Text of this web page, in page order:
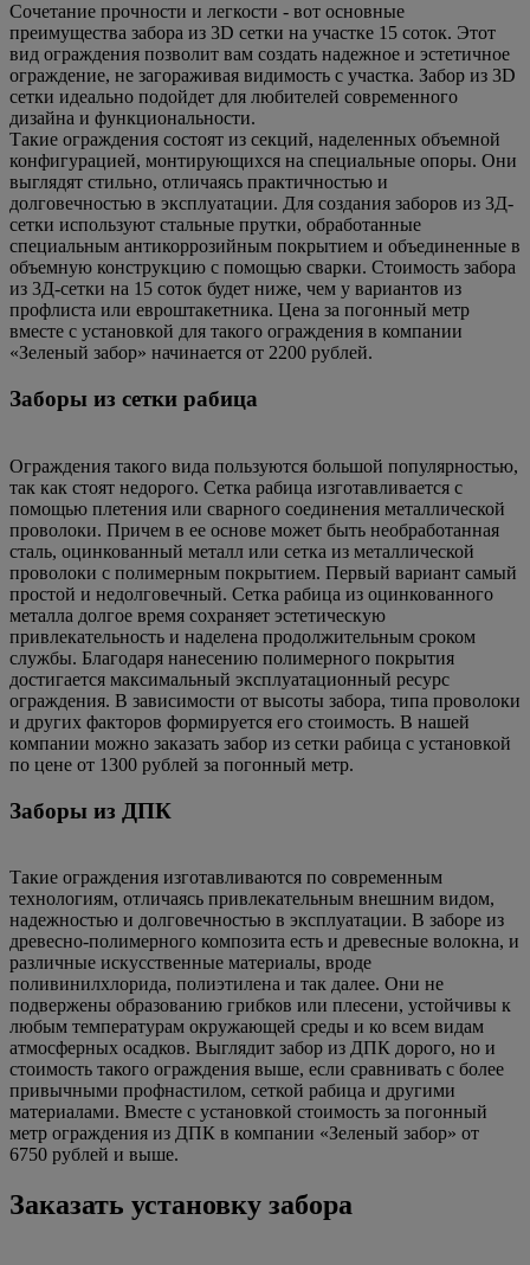
Сочетание прочности и легкости - вот основные
преимущества забора из 3D сетки на участке 15 соток. Этот
вид ограждения позволит вам создать надежное и эстетичное
ограждение, не загораживая видимость с участка. Забор из 3D
сетки идеально подойдет для любителей современного
дизайна и функциональности.
Такие ограждения состоят из секций, наделенных объемной
конфигурацией, монтирующихся на специальные опоры. Они
выглядят стильно, отличаясь практичностью и
долговечностью в эксплуатации. Для создания заборов из 3Д-
сетки используют стальные прутки, обработанные
специальным антикоррозийным покрытием и объединенные в
объемную конструкцию с помощью сварки. Стоимость забора
из 3Д-сетки на 15 соток будет ниже, чем у вариантов из
профлиста или евроштакетника. Цена за погонный метр
вместе с установкой для такого ограждения в компании
«Зеленый забор» начинается от 2200 рублей.
Заборы из сетки рабица
Ограждения такого вида пользуются большой популярностью,
так как стоят недорого. Сетка рабица изготавливается с
помощью плетения или сварного соединения металлической
проволоки. Причем в ее основе может быть необработанная
сталь, оцинкованный металл или сетка из металлической
проволоки с полимерным покрытием. Первый вариант самый
простой и недолговечный. Сетка рабица из оцинкованного
металла долгое время сохраняет эстетическую
привлекательность и наделена продолжительным сроком
службы. Благодаря нанесению полимерного покрытия
достигается максимальный эксплуатационный ресурс
ограждения. В зависимости от высоты забора, типа проволоки
и других факторов формируется его стоимость. В нашей
компании можно заказать забор из сетки рабица с установкой
по цене от 1300 рублей за погонный метр.
Заборы из ДПК
Такие ограждения изготавливаются по современным
технологиям, отличаясь привлекательным внешним видом,
надежностью и долговечностью в эксплуатации. В заборе из
древесно-полимерного композита есть и древесные волокна, и
различные искусственные материалы, вроде
поливинилхлорида, полиэтилена и так далее. Они не
подвержены образованию грибков или плесени, устойчивы к
любым температурам окружающей среды и ко всем видам
атмосферных осадков. Выглядит забор из ДПК дорого, но и
стоимость такого ограждения выше, если сравнивать с более
привычными профнастилом, сеткой рабица и другими
материалами. Вместе с установкой стоимость за погонный
метр ограждения из ДПК в компании «Зеленый забор» от
6750 рублей и выше.
Заказать установку забора